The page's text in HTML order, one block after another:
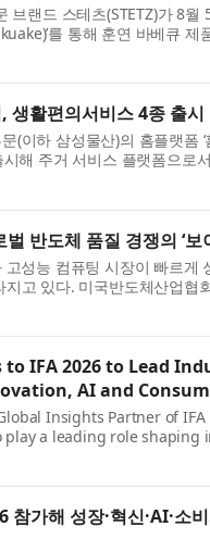
브랜드 스테츠(STETZ)가 8
를 통해 훈연 바베큐 제
장 공략에 본격적으로 나선다
생활편의서비스 4종 출시
(이하 삼성물산)의 홈플랫폼
해 주거 서비스 플랫폼으로
기업과의 제휴를 통해 청소
반도체 품질 경쟁의 ‘
고성능 컴퓨팅 시장이 빠르게
지고 있다. 미국반도체산업협
억달러로 전년 동월 대비
to IFA 2026 to Lead
AI and
Insights Partner of IFA
a leading role shaping
driven intelligence, and
참가해 성장·혁신·AI·소